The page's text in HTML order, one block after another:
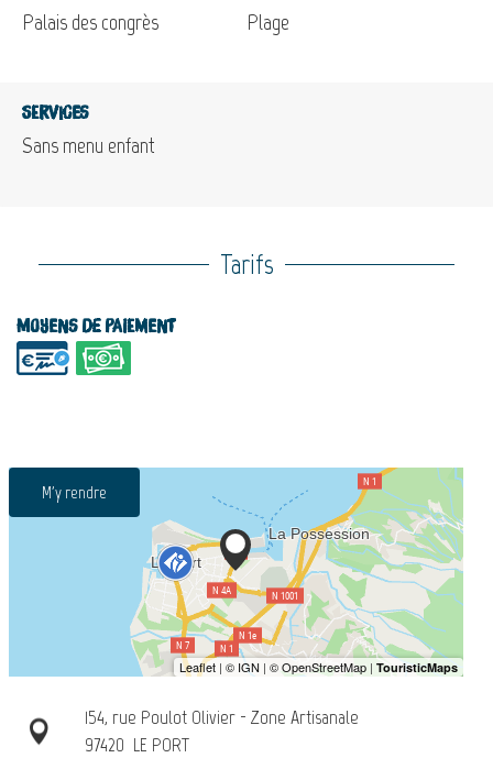
Palais des congrès Plage
Services
Sans menu enfant
Tarifs
Moyens de paiement
M'y rendre
154, rue Poulot Olivier - Zone Artisanale
97420 LE PORT